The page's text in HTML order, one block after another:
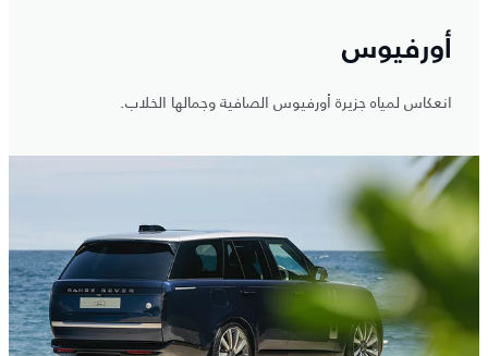
أورفيوس
انعكاس لمياه جزيرة أورفيوس الصافية وجمالها الخلاب.